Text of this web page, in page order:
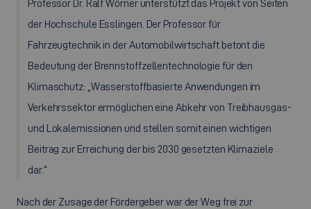
Professor Dr. Ralf Wörner unterstützt das Projekt von Seiten
der Hochschule Esslingen. Der Professor für
Fahrzeugtechnik in der Automobilwirtschaft betont die
Bedeutung der Brennstoffzellentechnologie für den
Klimaschutz: „Wasserstoffbasierte Anwendungen im
Verkehrssektor ermöglichen eine Abkehr von Treibhausgas-
und Lokalemissionen und stellen somit einen wichtigen
Beitrag zur Erreichung der bis 2030 gesetzten Klimaziele
dar.“
Nach der Zusage der Fördergeber war der Weg frei zur